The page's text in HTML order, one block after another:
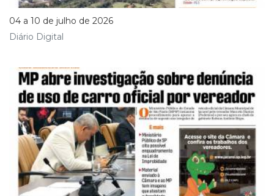
04 a 10 de julho de 2026
Diário Digital